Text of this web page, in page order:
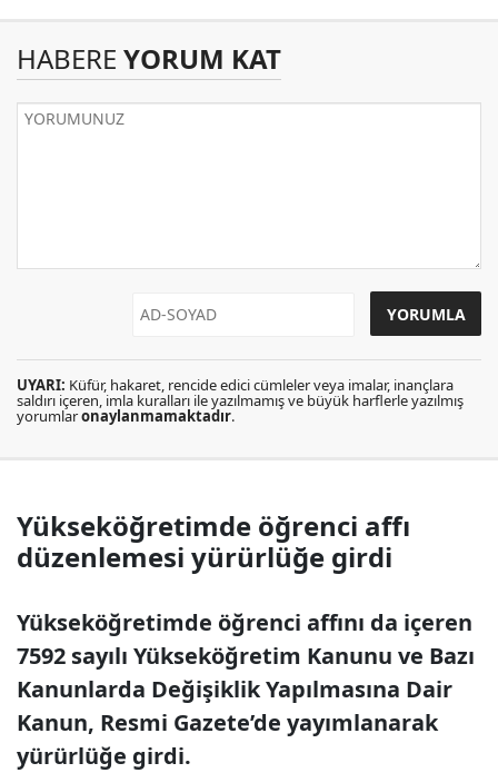
HABERE YORUM KAT
UYARI: Küfür, hakaret, rencide edici cümleler veya imalar, inançlara
saldırı içeren, imla kuralları ile yazılmamış ve büyük harflerle yazılmış
yorumlaronaylanmamaktadır.
Yükseköğretimde öğrenci affı
düzenlemesi yürürlüğe girdi
Yükseköğretimde öğrenci affını da içeren
7592 sayılı Yükseköğretim Kanunu ve Bazı
Kanunlarda Değişiklik Yapılmasına Dair
Kanun, Resmi Gazete’de yayımlanarak
yürürlüğe girdi.